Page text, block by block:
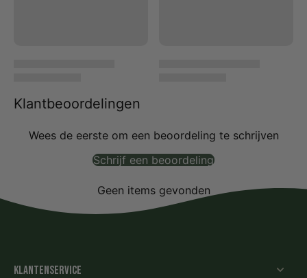
Klantbeoordelingen
Wees de eerste om een beoordeling te schrijven
Schrijf een beoordeling
Geen items gevonden
Klantenservice